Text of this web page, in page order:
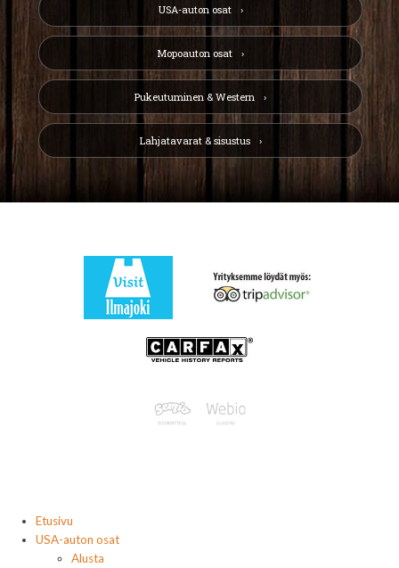
USA-auton osat
Mopoauton osat
Pukeutuminen & Western
Lahjatavarat & sisustus
Etusivu
USA-auton osat
Alusta